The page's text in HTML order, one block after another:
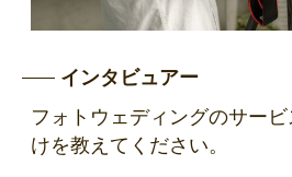
インタビュアー
フォトウェディングのサー
けを教えてください。